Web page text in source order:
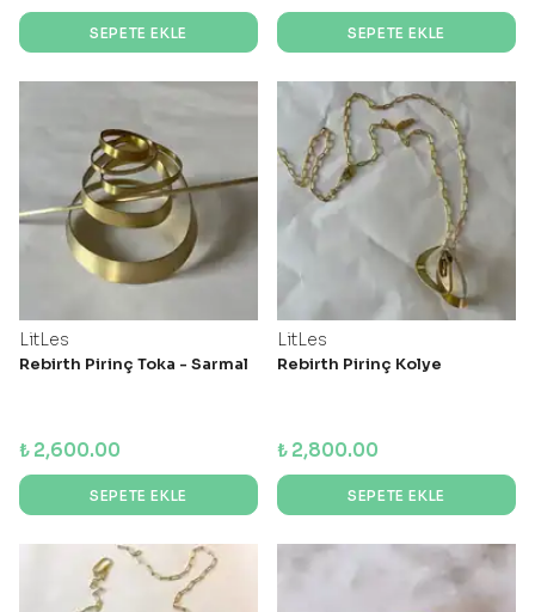
SEPETE EKLE SEPETE EKLE
LitLes
Rebirth Pirinç Toka - Sarmal
₺ 2,600.00
SEPETE EKLE
LitLes
Rebirth Pirinç Kolye
₺ 2,800.00
SEPETE EKLE